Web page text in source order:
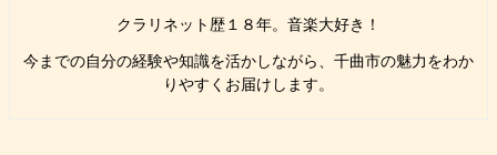
クラリネット歴１８年。音楽大好き！
今までの自分の経験や知識を活かしながら、千曲市の魅力をわか
りやすくお届けします。